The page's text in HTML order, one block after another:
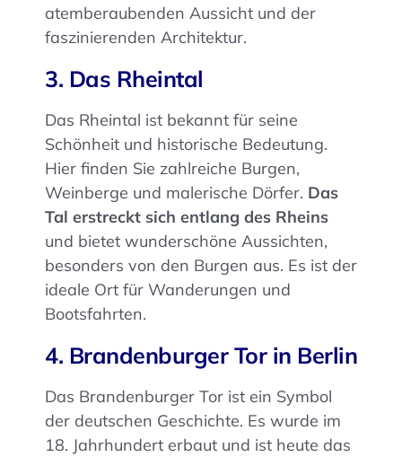
atemberaubenden Aussicht und der
faszinierenden Architektur.
3. Das Rheintal
Das Rheintal ist bekannt für seine
Schönheit und historische Bedeutung.
Hier finden Sie zahlreiche Burgen,
Weinberge und malerische Dörfer. Das
Tal erstreckt sich entlang des Rheins
und bietet wunderschöne Aussichten,
besonders von den Burgen aus. Es ist der
ideale Ort für Wanderungen und
Bootsfahrten.
4. Brandenburger Tor in Berlin
Das Brandenburger Tor ist ein Symbol
der deutschen Geschichte. Es wurde im
18. Jahrhundert erbaut und ist heute das